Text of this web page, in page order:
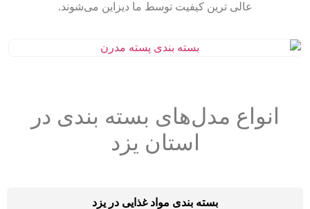
عالی ترین کیفیت توسط ما دیزاین می‌شوند.
انواع مدل‌های بسته بندی در
استان یزد
بسته بندی مواد غذایی در یزد